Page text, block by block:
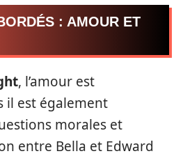
: AMOUR ET
, l’amour est
il est également
morales et
entre Bella et Edward